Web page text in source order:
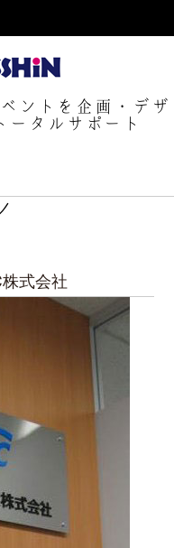
ントを企画・デザ
ータルサポート
式会社